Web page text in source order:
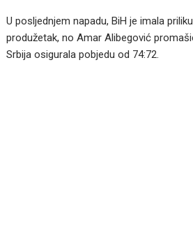
U posljednjem napadu, BiH je imala
produžetak, no Amar Alibegović
Srbija osigurala pobjedu od 74:72.